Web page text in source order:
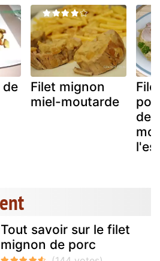
de
Filet mignon
miel-moutarde
Tout savoir sur le filet
mignon de porc